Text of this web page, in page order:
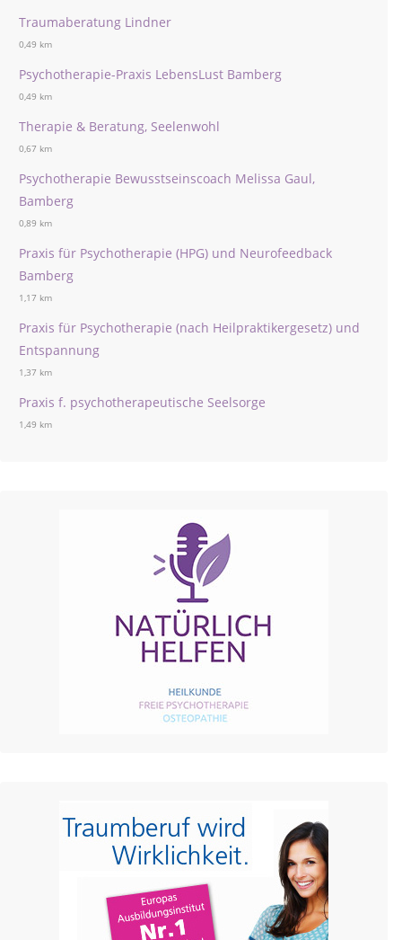
Traumaberatung Lindner
0,49 km
Psychotherapie-Praxis LebensLust Bamberg
0,49 km
Therapie & Beratung, Seelenwohl
0,67 km
Psychotherapie Bewusstseinscoach Melissa Gaul,
Bamberg
0,89 km
Praxis für Psychotherapie (HPG) und Neurofeedback
Bamberg
1,17 km
Praxis für Psychotherapie (nach Heilpraktikergesetz) und
Entspannung
1,37 km
Praxis f. psychotherapeutische Seelsorge
1,49 km